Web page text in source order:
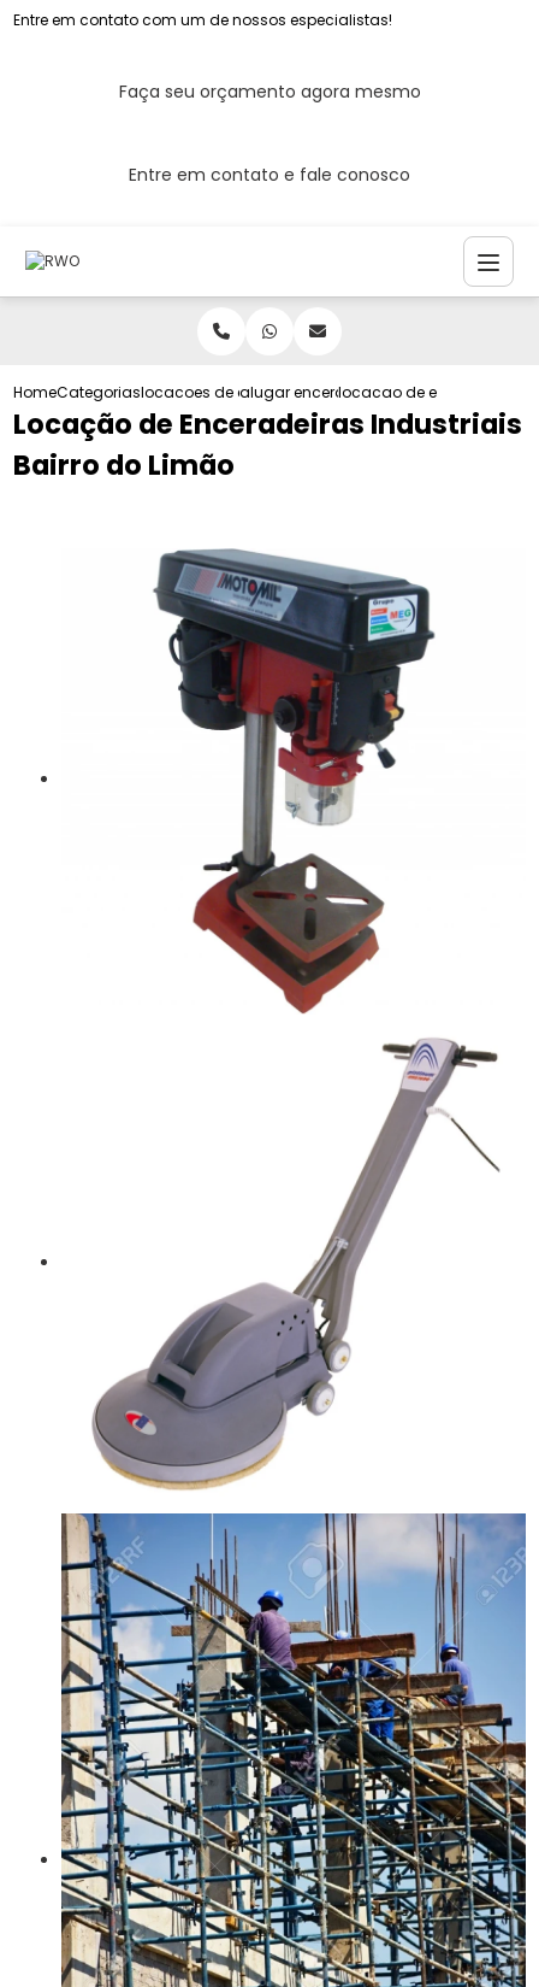
Entre em contato com um de nossos especialistas!
Faça seu orçamento agora mesmo
Entre em contato e fale conosco
HomeCategoriaslocacoes de enceradeiraalugar enceradeira industrial
locacao de enceradeiras
Locação de Enceradeiras Industriais
Bairro do Limão